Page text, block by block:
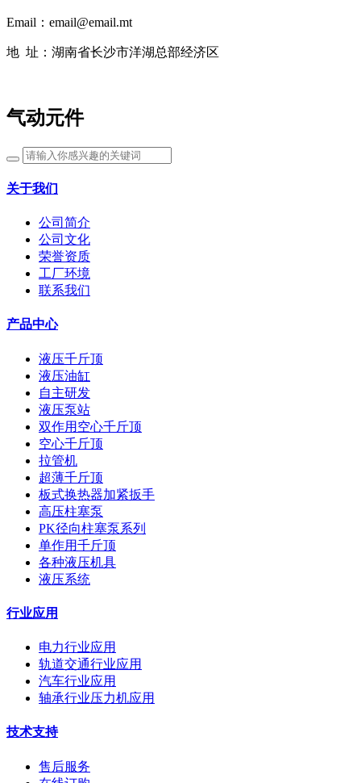
Email：email@email.mt
地 址：湖南省长沙市洋湖总部经济区
气动元件
关于我们
公司简介
公司文化
荣誉资质
工厂环境
联系我们
产品中心
液压千斤顶
液压油缸
自主研发
液压泵站
双作用空心千斤顶
空心千斤顶
拉管机
超薄千斤顶
板式换热器加紧扳手
高压柱塞泵
PK径向柱塞泵系列
单作用千斤顶
各种液压机具
液压系统
行业应用
电力行业应用
轨道交通行业应用
汽车行业应用
轴承行业压力机应用
技术支持
售后服务